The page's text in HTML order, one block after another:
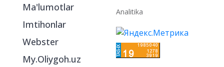
Ma'lumotlar
Imtihonlar
Webster
My.Oliygoh.uz
Analitika